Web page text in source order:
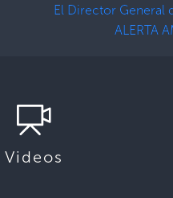
El Director General
ALERTA
Videos